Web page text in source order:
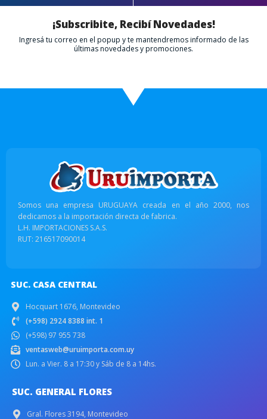
¡Subscribite, Recibí Novedades!
Ingresá tu correo en el popup y te mantendremos informado de las
últimas novedades y promociones.
Somos una empresa URUGUAYA creada en el año 2000, nos
dedicamos a la importación directa de fabrica.
L.H. IMPORTACIONES S.A.S.
RUT: 216517090014
SUC. CASA CENTRAL
Hocquart 1676, Montevideo
(+598) 2924 8388 int. 1
(+598) 97 955 738
ventasweb@uruimporta.com.uy
Lun. a Vier. 8 a 17:30 y Sáb de 8 a 14hs.
SUC. GENERAL FLORES
Gral. Flores 3194, Montevideo